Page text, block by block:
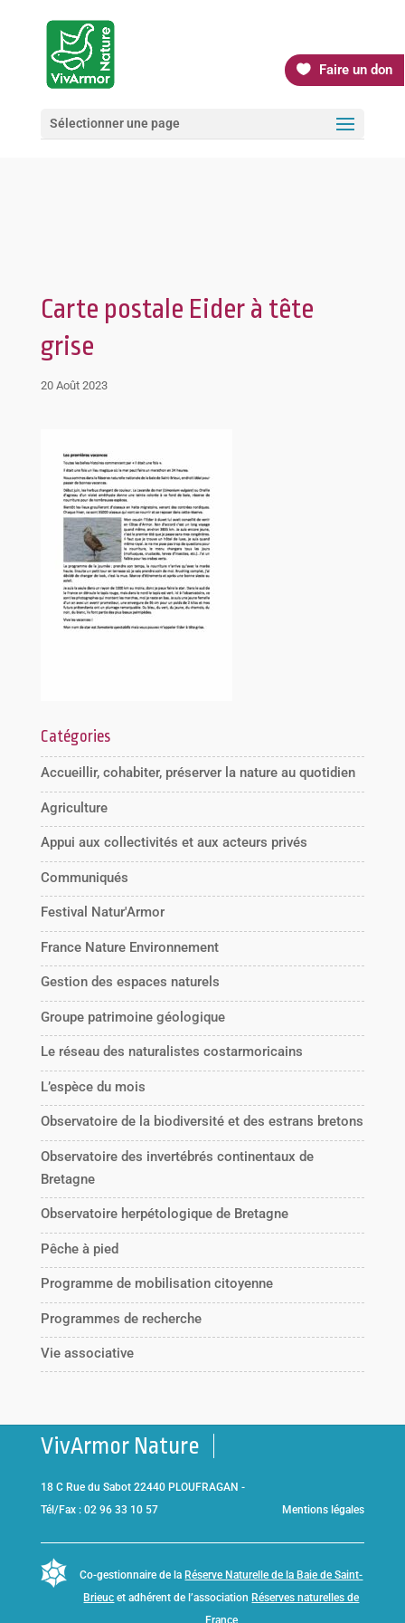
Faire un don
Sélectionner une page
Carte postale Eider à tête
grise
20 Août 2023
Catégories
Accueillir, cohabiter, préserver la nature au quotidien
Agriculture
Appui aux collectivités et aux acteurs privés
Communiqués
Festival Natur'Armor
France Nature Environnement
Gestion des espaces naturels
Groupe patrimoine géologique
Le réseau des naturalistes costarmoricains
L’espèce du mois
Observatoire de la biodiversité et des estrans bretons
Observatoire des invertébrés continentaux de
Bretagne
Observatoire herpétologique de Bretagne
Pêche à pied
Programme de mobilisation citoyenne
Programmes de recherche
Vie associative
VivArmor Nature
18 C Rue du Sabot 22440 PLOUFRAGAN -
Tél/Fax : 02 96 33 10 57
Mentions légales
Co-gestionnaire de la Réserve Naturelle de la Baie de Saint-
Brieuc et adhérent de l’association Réserves naturelles de